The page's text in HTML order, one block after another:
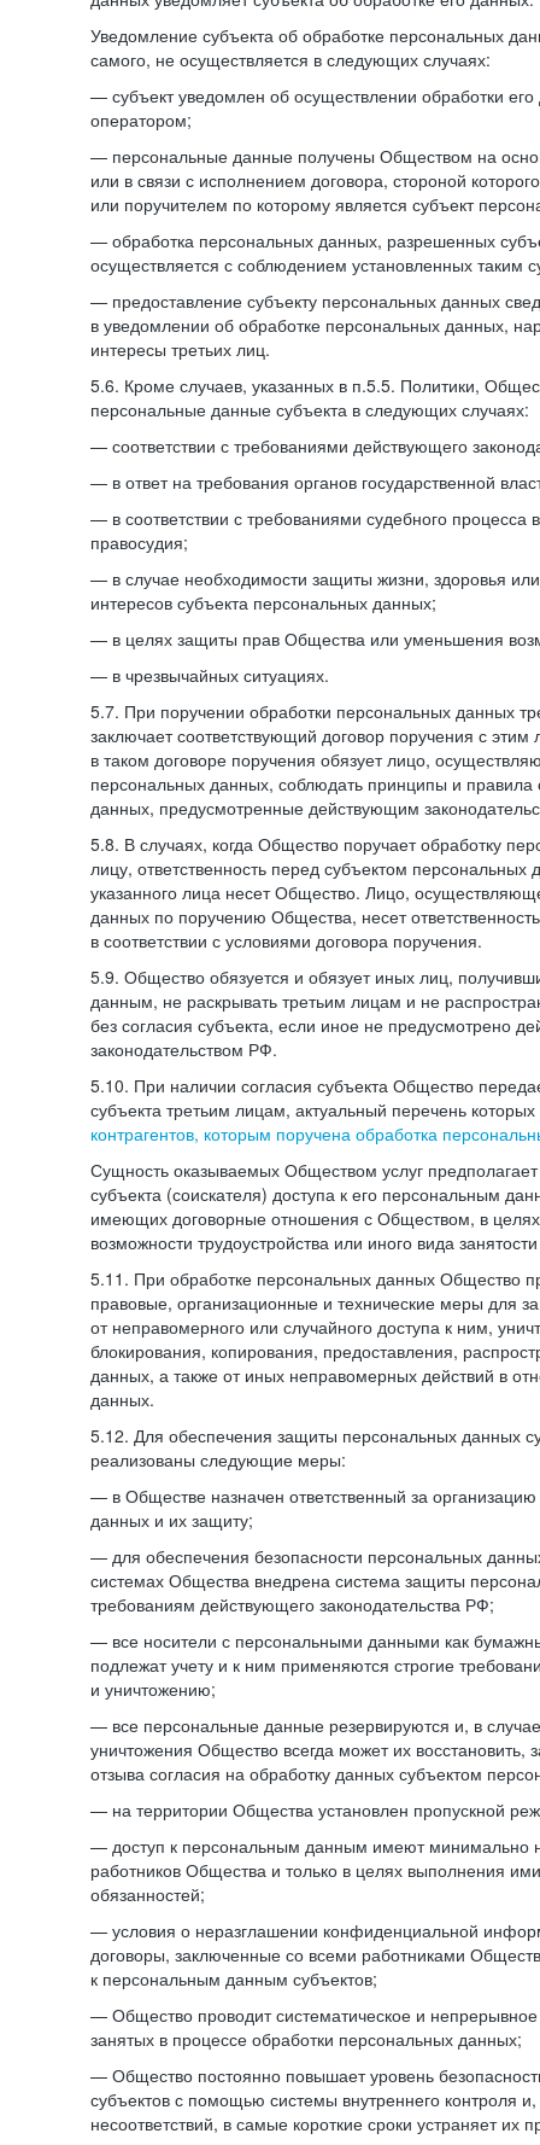
Уведомление субъекта об обработке персональных
самого, не осуществляется в следующих случаях:
— субъект уведомлен об осуществлении обработки
оператором;
— персональные данные получены Обществом на
или в связи с исполнением договора, стороной
или поручителем по которому является субъект
— обработка персональных данных, разрешенных
осуществляется с соблюдением установленных таким
— предоставление субъекту персональных данных
в уведомлении об обработке персональных данных,
интересы третьих лиц.
5.6. Кроме случаев, указанных в п.5.5. Политики,
персональные данные субъекта в следующих случаях:
— соответствии с требованиями действующего
— в ответ на требования органов государственной
— в соответствии с требованиями судебного процесса
правосудия;
— в случае необходимости защиты жизни, здоровья
интересов субъекта персональных данных;
— в целях защиты прав Общества или уменьшения
— в чрезвычайных ситуациях.
5.7. При поручении обработки персональных данных
заключает соответствующий договор поручения с
в таком договоре поручения обязует лицо,
персональных данных, соблюдать принципы и правила
данных, предусмотренные действующим
5.8. В случаях, когда Общество поручает обработку
лицу, ответственность перед субъектом персональных
указанного лица несет Общество. Лицо,
данных по поручению Общества, несет
в соответствии с условиями договора поручения.
5.9. Общество обязуется и обязует иных лиц,
данным, не раскрывать третьим лицам и не
без согласия субъекта, если иное не предусмотрено
законодательством РФ.
5.10. При наличии согласия субъекта Общество
субъекта третьим лицам, актуальный перечень
контрагентов, которым поручена обработка
Сущность оказываемых Обществом услуг
субъекта (соискателя) доступа к его персональным
имеющих договорные отношения с Обществом, в
возможности трудоустройства или иного вида
5.11. При обработке персональных данных Общество
правовые, организационные и технические меры для
от неправомерного или случайного доступа к ним,
блокирования, копирования, предоставления,
данных, а также от иных неправомерных действий в
данных.
5.12. Для обеспечения защиты персональных данных
реализованы следующие меры:
— в Обществе назначен ответственный за
данных и их защиту;
— для обеспечения безопасности персональных
системах Общества внедрена система защиты
требованиям действующего законодательства РФ;
— все носители с персональными данными как
подлежат учету и к ним применяются строгие
и уничтожению;
— все персональные данные резервируются и, в
уничтожения Общество всегда может их восстановить,
отзыва согласия на обработку данных субъектом
— на территории Общества установлен пропускной
— доступ к персональным данным имеют минимально
работников Общества и только в целях выполнения
обязанностей;
— условия о неразглашении конфиденциальной
договоры, заключенные со всеми работниками
к персональным данным субъектов;
— Общество проводит систематическое и непрерывное
занятых в процессе обработки персональных данных;
— Общество постоянно повышает уровень
субъектов с помощью системы внутреннего контроля
несоответствий, в самые короткие сроки устраняет их